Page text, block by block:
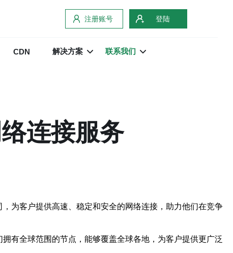
注册账号 登陆
CDN 解决方案 联系我们
连接服务
为客户提供高速、稳定和安全的网络连接，助力他们在竞争
有全球范围的节点，能够覆盖全球各地，为客户提供更广泛